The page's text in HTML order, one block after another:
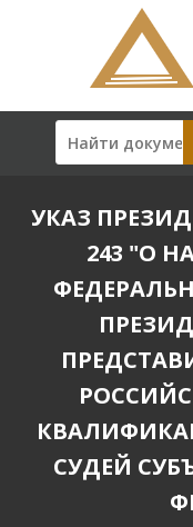
УКАЗ
243 "О
СУДЕЙ